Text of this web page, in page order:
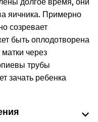
яичника. Примерно
созревает
быть оплодотворена
через
трубы
зачать ребенка